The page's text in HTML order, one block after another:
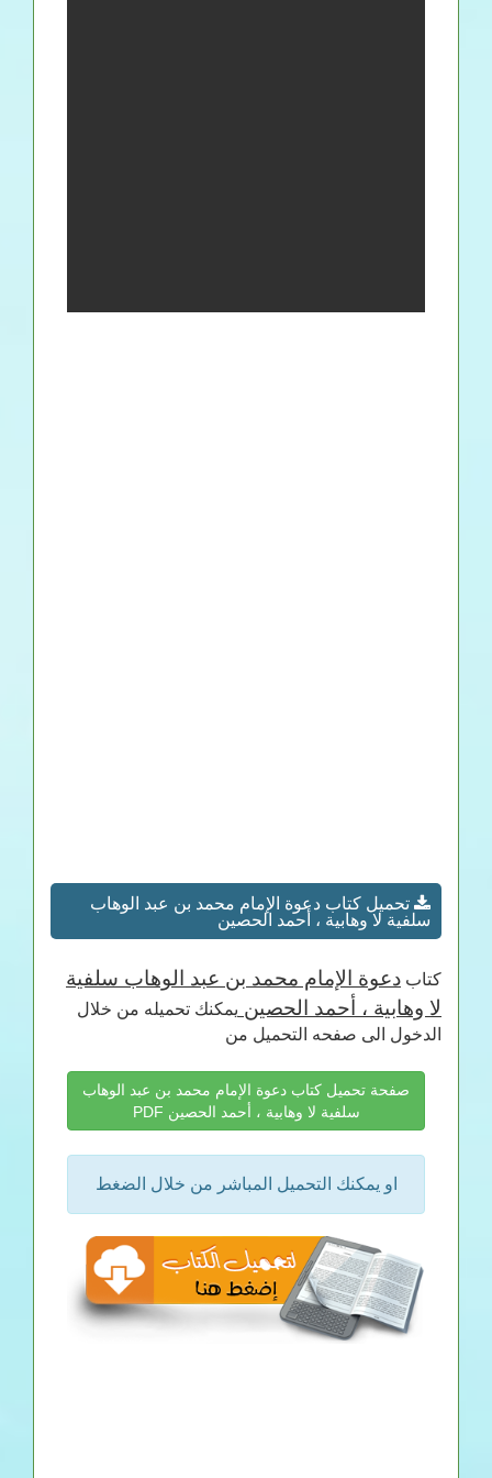
تحميل كتاب دعوة الإمام محمد بن عبد الوهاب
سلفية لا وهابية ، أحمد الحصين
كتاب دعوة الإمام محمد بن عبد الوهاب سلفية
لا وهابية ، أحمد الحصين يمكنك تحميله من خلال
الدخول الى صفحه التحميل من
صفحة تحميل كتاب دعوة الإمام محمد بن عبد الوهاب
سلفية لا وهابية ، أحمد الحصين PDF
او يمكنك التحميل المباشر من خلال الضغط